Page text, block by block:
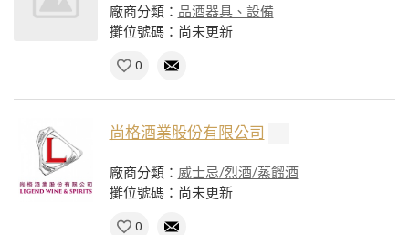
廠商分類： 品酒器具、設備
攤位號碼：尚未更新
0
尚格酒業股份有限公司
廠商分類： 威士忌/烈酒/蒸餾酒
攤位號碼：尚未更新
0